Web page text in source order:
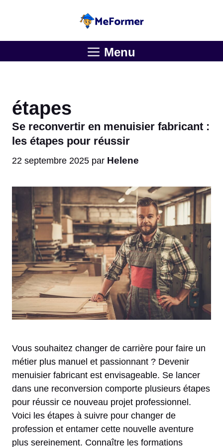
Menu
étapes
Se reconvertir en menuisier fabricant :
les étapes pour réussir
22 septembre 2025 par Helene
Vous souhaitez changer de carrière pour faire un
métier plus manuel et passionnant ? Devenir
menuisier fabricant est envisageable. Se lancer
dans une reconversion comporte plusieurs étapes
pour réussir ce nouveau projet professionnel.
Voici les étapes à suivre pour changer de
profession et entamer cette nouvelle aventure
plus sereinement. Connaître les formations